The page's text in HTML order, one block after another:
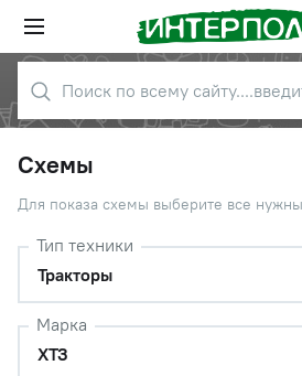
Схемы
Для показа схемы выберите все
Тип техники
Тракторы
Марка
ХТЗ